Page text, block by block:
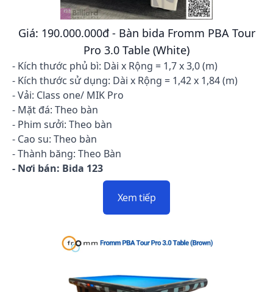
Giá: 190.000.000đ - Bàn bida Fromm PBA Tour
Pro 3.0 Table (White)
- Kích thước phủ bì: Dài x Rộng = 1,7 x 3,0 (m)
- Kích thước sử dụng: Dài x Rộng = 1,42 x 1,84 (m)
- Vải: Class one/ MIK Pro
- Mặt đá: Theo bàn
- Phim sưởi: Theo bàn
- Cao su: Theo bàn
- Thành băng: Theo Bàn
- Nơi bán: Bida 123
Xem tiếp